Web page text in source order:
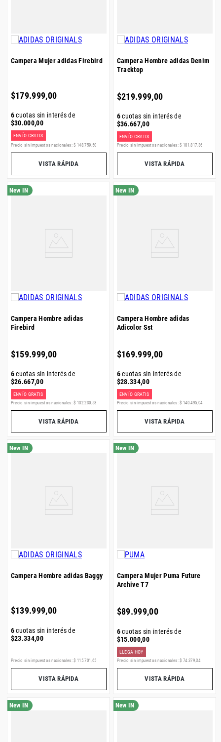
Campera Mujer adidas Firebird
$179.999,00
6cuotas sin interés de
$30.000,00
ENVÍO GRATIS
Precio sin impuestos nacionales: $ 148.759,50
VISTA RÁPIDA
Campera Hombre adidas Denim
Tracktop
$219.999,00
6cuotas sin interés de
$36.667,00
ENVÍO GRATIS
Precio sin impuestos nacionales: $ 181 .817,36
VISTA RÁPIDA
Campera Hombre adidas
Firebird
$159.999,00
6cuotas sin interés de
$26.667,00
ENVÍO GRATIS
Precio sin impuestos nacionales: $ 132.230 58
VISTA RÁPIDA
Campera Hombre adidas
Adicolor Sst
$169.999,00
6cuotas sin interés de
$28.334,00
ENVÍO GRATIS
Precio sin impuestos nacionales: $ 140.495 04
VISTA RÁPIDA
Campera Hombre adidas Baggy
$139.999,00
6cuotas sin interés de
$23.334,00
Precio sin impuestos nacionales: $ 115.701 65
VISTA RÁPIDA
Campera Mujer Puma Future
Archive T7
$89.999,00
6cuotas sin interés de
$15.000,00
LLEGA HOY
Precio sin impuestos nacionales: $ 74 379,34
VISTA RÁPIDA